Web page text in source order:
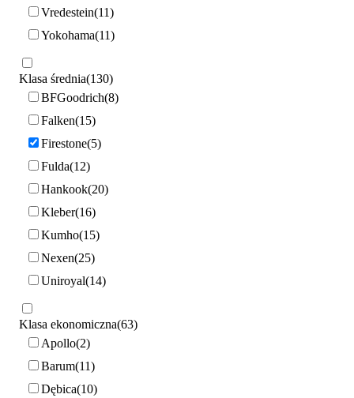
Vredestein 11
Yokohama 11
Klasa średnia 130
BFGoodrich 8
Falken 15
Firestone 5
Fulda 12
Hankook 20
Kleber 16
Kumho 15
Nexen 25
Uniroyal 14
Klasa ekonomiczna 63
Apollo 2
Barum 11
Dębica 10